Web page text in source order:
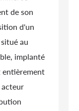
de son
d'un
au
implanté
entièrement
acteur